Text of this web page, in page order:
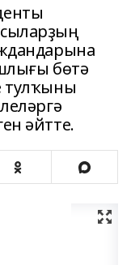
бөтә
тулҡыны
әйтте.